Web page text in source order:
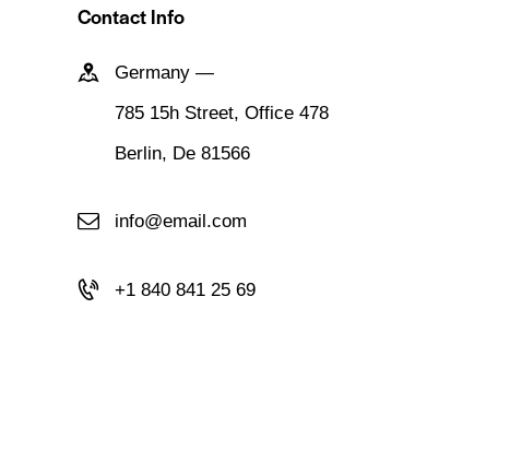
Contact Info
Germany —
785 15h Street, Office 478
Berlin, De 81566
info@email.com
+1 840 841 25 69